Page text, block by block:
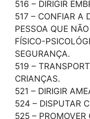
516 – DIRIGIR
517 – CONFIAR A
PESSOA QUE
FÍSICO-
SEGURANÇA.
519 –
CRIANÇAS.
521 – DIRIGIR
524 – DISPUTAR
525 – PROMOVER